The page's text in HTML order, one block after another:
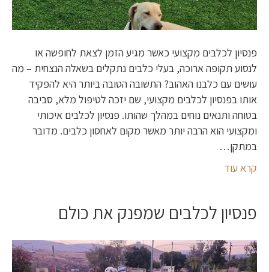
פנסיון לכלבים מקצועי כאשר מגיע הזמן לצאת לחופשה או
לנסוע תקופה ארוכה, בעלי כלבים נתקלים בשאלה הנצחית – מה
עושים עם כלבנו האהוב? התשובה הטובה ביותר היא להפקיד
אותו בפנסיון לכלבים מקצועי, שם יזכה לטיפול מלא, סביבה
בטוחה ותנאים נוחים במהלך שהותו. פנסיון לכלבים איכותי
ומקצועי הוא הרבה יותר מאשר מקום לאחסון כלבים. מדובר
במתקן…
קרא עוד
פנסיון לכלבים שמפנק את כולם